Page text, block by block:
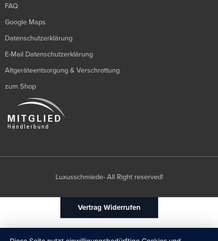
FAQ
Google Maps
Datenschutzerklärung
E-Mail Datenschutzerklärung
Altgeräteentsorgung & Verschrottung
zum Shop
Luxusschmiede- All Right reserved!
Vertrag Widerrufen